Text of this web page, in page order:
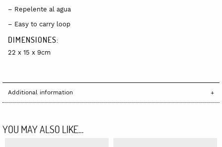
– Repelente al agua
– Easy to carry loop
DIMENSIONES:
22 x 15 x 9cm
Additional information
YOU MAY ALSO LIKE…